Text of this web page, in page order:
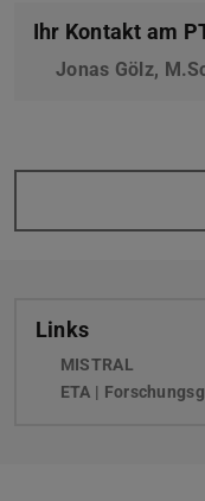
Ihr Kontakt am
Jonas Gölz,
Links
MISTRAL
ETA |